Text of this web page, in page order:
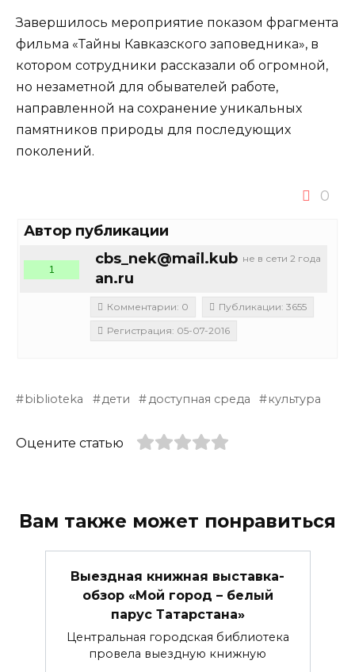
Завершилось мероприятие показом фрагмента
фильма «Тайны Кавказского заповедника», в
котором сотрудники рассказали об огромной,
но незаметной для обывателей работе,
направленной на сохранение уникальных
памятников природы для последующих
поколений.
0
Автор публикации
не в сети 2 года
cbs_nek@mail.kub
an.ru
1
Комментарии: 0
Публикации: 3655
Регистрация: 05-07-2016
biblioteka дети доступная среда культура
Оцените статью
Вам также может понравиться
Выездная книжная выставка-
обзор «Мой город – белый
парус Татарстана»
Центральная городская библиотека
провела выездную книжную